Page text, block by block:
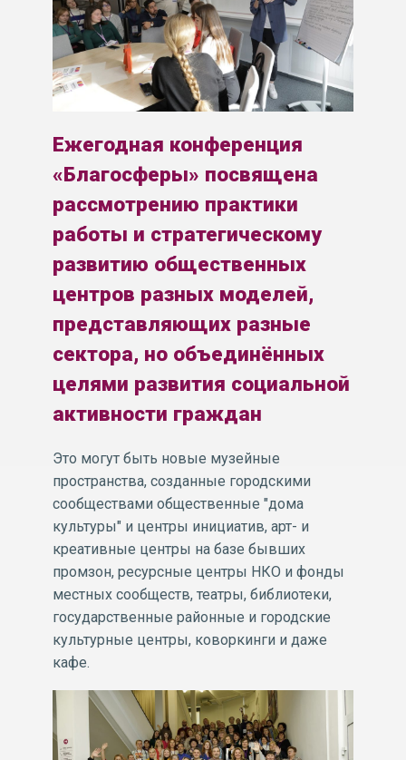
Ежегодная конференция
«Благосферы» посвящена
рассмотрению практики
работы и стратегическому
развитию общественных
центров разных моделей,
представляющих разные
сектора, но объединённых
целями развития социальной
активности граждан
Это могут быть новые музейные
пространства, созданные городскими
сообществами общественные "дома
культуры" и центры инициатив, арт- и
креативные центры на базе бывших
промзон, ресурсные центры НКО и фонды
местных сообществ, театры, библиотеки,
государственные районные и городские
культурные центры, коворкинги и даже
кафе.